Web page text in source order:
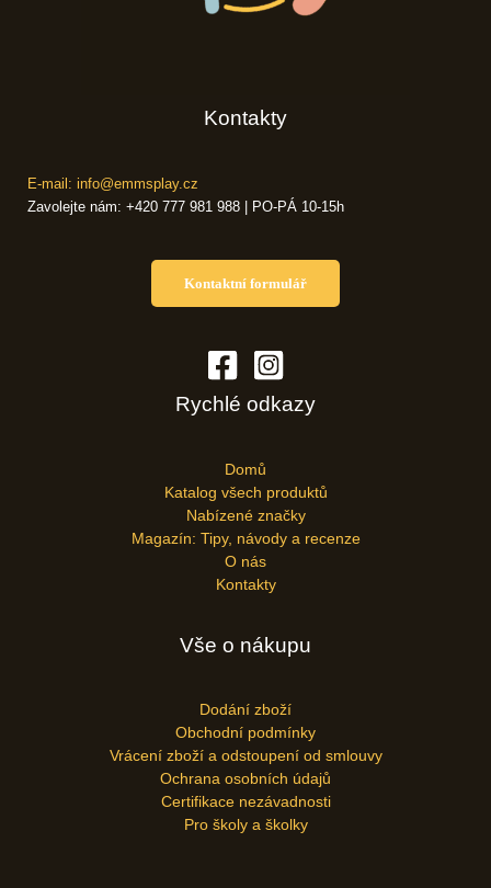
Kontakty
E-mail: info@emmsplay.cz
Zavolejte nám: +420 777 981 988 | PO-PÁ 10-15h
Kontaktní formulář
Rychlé odkazy
Domů
Katalog všech produktů
Nabízené značky
Magazín: Tipy, návody a recenze
O nás
Kontakty
Vše o nákupu
Dodání zboží
Obchodní podmínky
Vrácení zboží a odstoupení od smlouvy
Ochrana osobních údajů
Certifikace nezávadnosti
Pro školy a školky